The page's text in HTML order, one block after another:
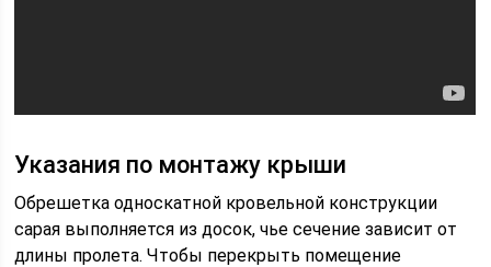
Указания по монтажу крыши
Обрешетка односкатной кровельной конструкции
сарая выполняется из досок, чье сечение зависит от
длины пролета. Чтобы перекрыть помещение